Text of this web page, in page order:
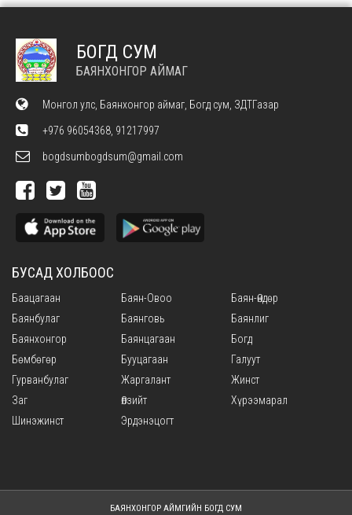
БОГД СУМ
БАЯНХОНГОР АЙМАГ
Монгол улс, Баянхонгор аймаг, Богд сум, ЗДТГазар
+976 96054368, 91217997
bogdsumbogdsum@gmail.com
БУСАД ХОЛБООС
Баацагаан Баян-Овоо
Баян-Өндөр
Баянбулаг
Баянговь
Баянлиг
Баянхонгор
Баянцагаан
Богд
Бөмбөгөр
Бууцагаан
Галуут
Гурванбулаг
Жаргалант
Жинст
Заг
Өлзийт
Хүрээмарал
Шинэжинст
Эрдэнэцогт
БАЯНХОНГОР АЙМГИЙН БОГД СУМ